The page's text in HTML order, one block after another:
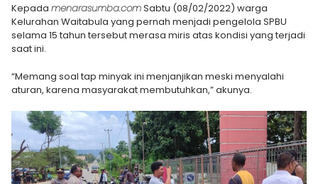
Kepada menarasumba.comSabtu (08/02/2022) warga
Kelurahan Waitabula yang pernah menjadi pengelola SPBU
selama 15 tahun tersebut merasa miris atas kondisi yang terjadi
saat ini.
“Memang soal tap minyak ini menjanjikan meski menyalahi
aturan, karena masyarakat membutuhkan,” akunya.